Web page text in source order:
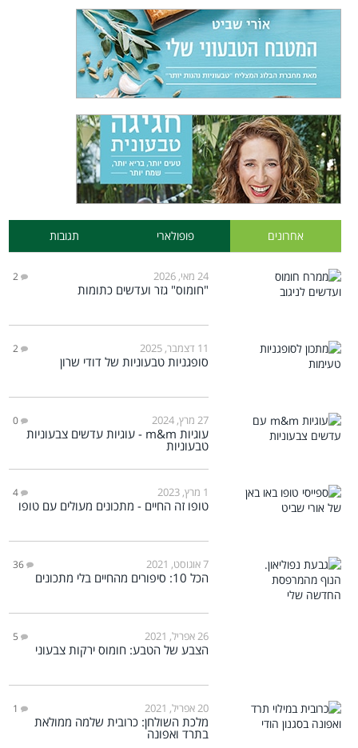
אחרונים פופולארי תגובות
24 מאי, 2026 2
"חומוס" גזר ועדשים כתומות
11 דצמבר, 2025 2
סופגניות טבעוניות של דודי שרון
27 מרץ, 2024 0
עוגיות m&m - עוגיות עדשים צבעוניות
טבעוניות
1 מרץ, 2023 4
טופו זה החיים - מתכונים מעולים עם טופו
7 אוגוסט, 2021 36
הכל 10: סיפורים מהחיים בלי מתכונים
26 אפריל, 2021 5
הצבע של הטבע: חומוס ירקות צבעוני
20 אפריל, 2021 1
מלכת השולחן: כרובית שלמה ממולאת
בתרד ואפונה